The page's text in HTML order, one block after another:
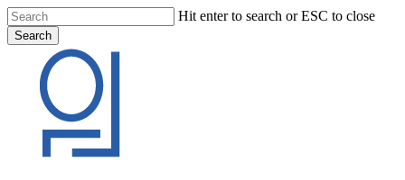
Skip
to
main
content
Hit enter to search or ESC to close
Search
Search